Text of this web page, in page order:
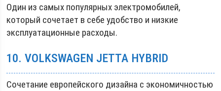
Один из самых популярных электромобилей,
который сочетает в себе удобство и низкие
эксплуатационные расходы.
10. VOLKSWAGEN JETTA HYBRID
Сочетание европейского дизайна с экономичностью